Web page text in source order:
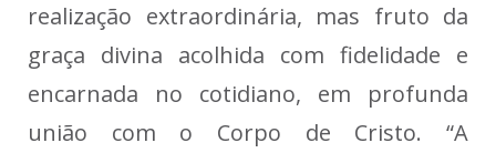
realização extraordinária, mas fruto da
graça divina acolhida com fidelidade e
encarnada no cotidiano, em profunda
união com o Corpo de Cristo. “A